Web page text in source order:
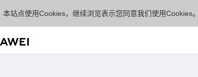
本站点使用Cookies，继续浏览表示您同意我们使用Cookies。